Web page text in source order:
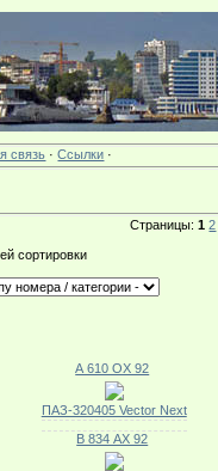
связь ·Ссылки ·
Страницы:1 2
сортировки
А 610 ОХ 92
ПАЗ-320405 Vector Next
В 834 АХ 92